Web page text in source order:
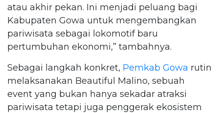
atau akhir pekan. Ini menjadi peluang bagi
Kabupaten Gowa untuk mengembangkan
pariwisata sebagai lokomotif baru
pertumbuhan ekonomi,” tambahnya.
Sebagai langkah konkret, Pemkab Gowa rutin
melaksanakan Beautiful Malino, sebuah
event yang bukan hanya sekadar atraksi
pariwisata tetapi juga penggerak ekosistem